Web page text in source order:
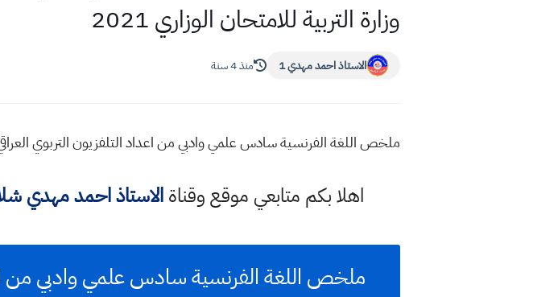
وزارة التربية للامتحان الوزاري 2021
الاستاذ احمد مهدي 1 منذ 4 سنة
ملخص اللغة الفرنسية سادس علمي وادبي من اعداد التلفزيون التربوي العراقي
اهلا بكم متابعي موقع وقناةالاستاذ احمد مهدي
ملخص اللغة الفرنسية سادس علمي وادبي من